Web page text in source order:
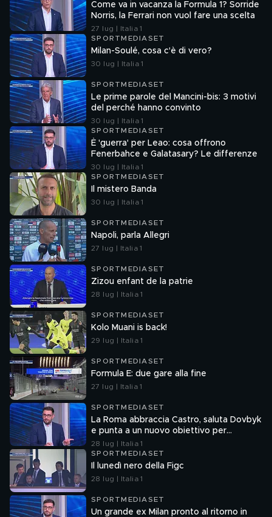
Come va in vacanza la Formula 1? Sorride
Norris, la Ferrari non vuol fare una scelta
27 lug | Italia 1
SPORTMEDIASET
Milan-Soulé, cosa c'è di vero?
30 lug | Italia 1
SPORTMEDIASET
Le prime parole del Mancini-bis: 3 motivi
del perché hanno convinto
30 lug | Italia 1
SPORTMEDIASET
È 'guerra' per Leao: cosa offrono
Fenerbahce e Galatasary? Le differenze
30 lug | Italia 1
SPORTMEDIASET
Il mistero Banda
30 lug | Italia 1
SPORTMEDIASET
Napoli, parla Allegri
27 lug | Italia 1
SPORTMEDIASET
Zizou enfant de la patrie
28 lug | Italia 1
SPORTMEDIASET
Kolo Muani is back!
29 lug | Italia 1
SPORTMEDIASET
Formula E: due gare alla fine
27 lug | Italia 1
SPORTMEDIASET
La Roma abbraccia Castro, saluta Dovbyk
e punta a un nuovo obiettivo per
l'attacco
28 lug | Italia 1
SPORTMEDIASET
Il lunedì nero della Figc
28 lug | Italia 1
SPORTMEDIASET
Un grande ex Milan pronto al ritorno in